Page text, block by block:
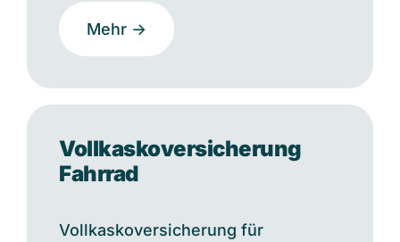
Mehr ->
Vollkaskoversicherung
Fahrrad
Vollkaskoversicherung für